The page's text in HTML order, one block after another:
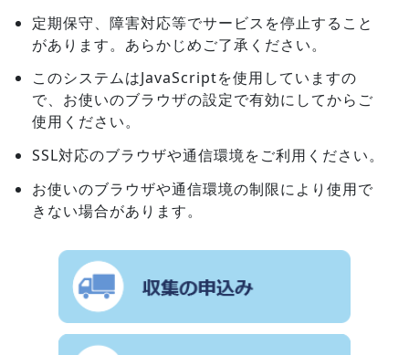
定期保守、障害対応等でサービスを停止すること
があります。あらかじめご了承ください。
このシステムはJavaScriptを使用していますの
で、お使いのブラウザの設定で有効にしてからご
使用ください。
SSL対応のブラウザや通信環境をご利用ください。
お使いのブラウザや通信環境の制限により使用で
きない場合があります。